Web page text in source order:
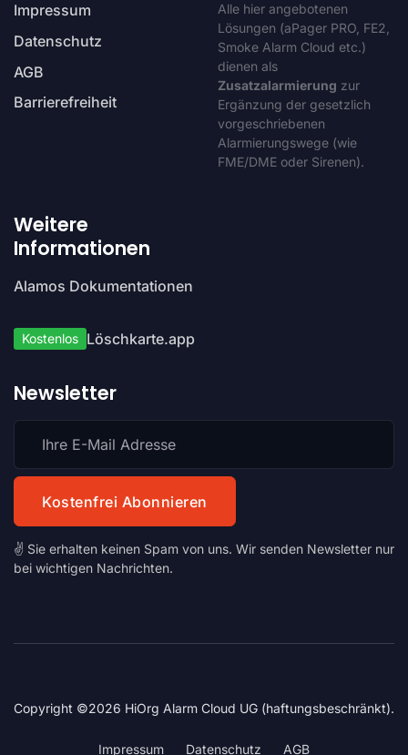
Impressum
Datenschutz
AGB
Barrierefreiheit
Alle hier angebotenen
Lösungen (aPager PRO, FE2,
Smoke Alarm Cloud etc.)
dienen als
Zusatzalarmierung zur
Ergänzung der gesetzlich
vorgeschriebenen
Alarmierungswege (wie
FME/DME oder Sirenen).
Weitere
Informationen
Alamos Dokumentationen
Kostenlos Löschkarte.app
Newsletter
✌️ Sie erhalten keinen Spam von uns. Wir senden Newsletter nur
bei wichtigen Nachrichten.
Copyright ©2026 HiOrg Alarm Cloud UG (haftungsbeschränkt).
Impressum Datenschutz AGB